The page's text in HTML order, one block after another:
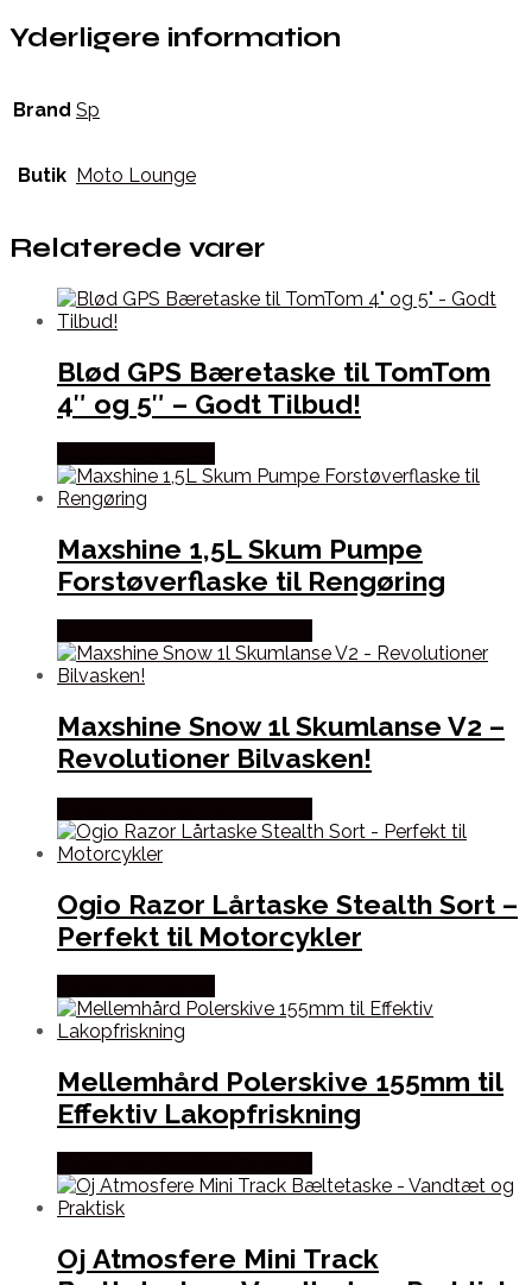
Yderligere information
Brand Sp
Butik Moto Lounge
Relaterede varer
Blød GPS Bæretaske til TomTom
4″ og 5″ – Godt Tilbud!
Maxshine 1,5L Skum Pumpe
Forstøverflaske til Rengøring
Maxshine Snow 1l Skumlanse V2 –
Revolutioner Bilvasken!
Ogio Razor Lårtaske Stealth Sort –
Perfekt til Motorcykler
Mellemhård Polerskive 155mm til
Effektiv Lakopfriskning
Oj Atmosfere Mini Track